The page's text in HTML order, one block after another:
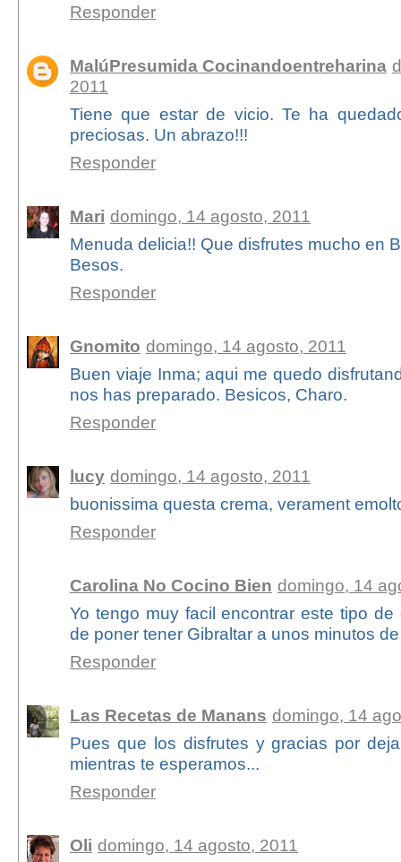
Responder
MalúPresumida Cocinandoentreharina
2011
Tiene que estar de vicio. Te ha
preciosas. Un abrazo!!!
Responder
Mari domingo, 14 agosto, 2011
Menuda delicia!! Que disfrutes mucho en
Besos.
Responder
Gnomito domingo, 14 agosto, 2011
Buen viaje Inma; aqui me quedo
nos has preparado. Besicos, Charo.
Responder
lucy domingo, 14 agosto, 2011
buonissima questa crema, verament
Responder
Carolina No Cocino Bien domingo, 14
Yo tengo muy facil encontrar este tipo de
de poner tener Gibraltar a unos minutos
Responder
Las Recetas de Manans domingo, 14
Pues que los disfrutes y gracias por
mientras te esperamos...
Responder
Oli domingo, 14 agosto, 2011